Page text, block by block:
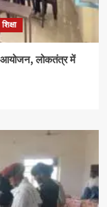
शिक्षा
आयोजन, लोकतंत्र में